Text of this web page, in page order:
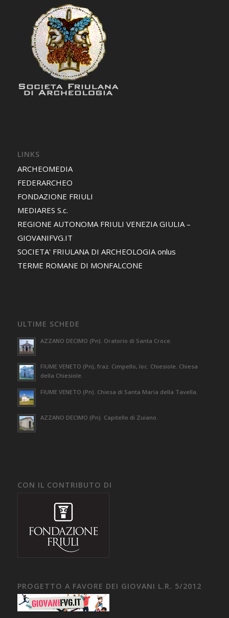
LINKS
ARCHEOMEDIA
FEDERARCHEO
FONDAZIONE FRIULI
MEDIARES S.c.
REGIONE AUTONOMA FRIULI VENEZIA GIULIA –
GIOVANIFVG.IT
SOCIETA' FRIULANA DI ARCHEOLOGIA onlus
TERME ROMANE DI MONFALCONE
ULTIME SCHEDE
AZZANO DECIMO (Pn). Oratorio di Santa Croce.
FIUME VENETO (Pn), fraz. Cimpello, loc. Chiesiole. Chiesa
della Chiesiole.
FIUME VENETO (Pn). Chiesa di Santa Maria della Tavella.
AZZANO DECIMO (Pn). Capitello di Zuiano.
CON IL CONTRIBUTO DI
PROGETTO A FAVORE DEI GIOVANI L.R. 5/2012